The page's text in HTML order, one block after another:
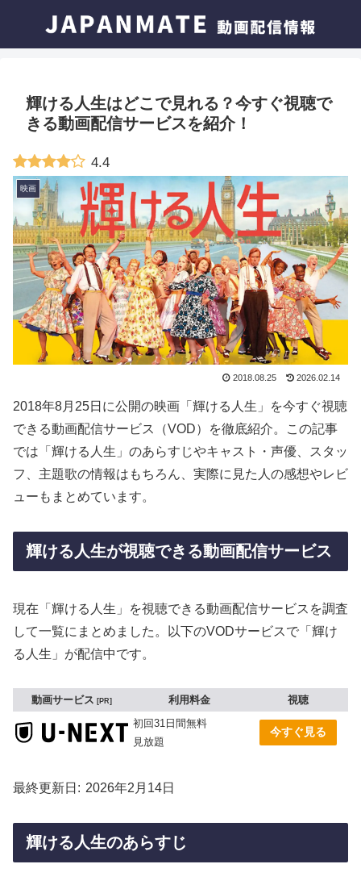
輝ける人生はどこで見れる？今すぐ視聴で
きる動画配信サービスを紹介！
4.4
映画
2018.08.25 2026.02.14
2018年8月25日に公開の映画「輝ける人生」を今すぐ視聴
できる動画配信サービス（VOD）を徹底紹介。この記事
では「輝ける人生」のあらすじやキャスト・声優、スタッ
フ、主題歌の情報はもちろん、実際に見た人の感想やレビ
ューもまとめています。
輝ける人生が視聴できる動画配信サービス
現在「輝ける人生」を視聴できる動画配信サービスを調査
して一覧にまとめました。以下のVODサービスで「輝け
る人生」が配信中です。
動画サービス PR 利用料金
視聴
初回31日間無料
見放題
今すぐ見る
最終更新日 2026年2月14日
輝ける人生のあらすじ